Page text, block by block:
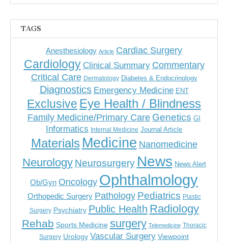
TAGS
Anesthesiology Article Cardiac Surgery
Cardiology Clinical Summary Commentary
Critical Care Dermatology Diabetes & Endocrinology
Diagnostics Emergency Medicine ENT
Exclusive Eye Health / Blindness
Family Medicine/Primary Care Genetics GI
Informatics Internal Medicine Journal Article
Materials Medicine Nanomedicine
Neurology Neurosurgery News News Alert
Ob/Gyn Oncology Ophthalmology
Orthopedic Surgery Pathology Pediatrics Plastic
Surgery Psychiatry Public Health Radiology
Rehab Sports Medicine surgery Telemedicine Thoracic
Surgery Urology Vascular Surgery Viewpoint